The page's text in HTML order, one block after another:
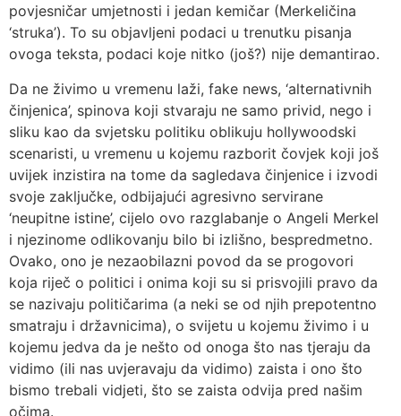
povjesničar umjetnosti i jedan kemičar (Merkeličina
‘struka’). To su objavljeni podaci u trenutku pisanja
ovoga teksta, podaci koje nitko (još?) nije demantirao.
Da ne živimo u vremenu laži, fake news, ‘alternativnih
činjenica’, spinova koji stvaraju ne samo privid, nego i
sliku kao da svjetsku politiku oblikuju hollywoodski
scenaristi, u vremenu u kojemu razborit čovjek koji još
uvijek inzistira na tome da sagledava činjenice i izvodi
svoje zaključke, odbijajući agresivno servirane
‘neupitne istine’, cijelo ovo razglabanje o Angeli Merkel
i njezinome odlikovanju bilo bi izlišno, bespredmetno.
Ovako, ono je nezaobilazni povod da se progovori
koja riječ o politici i onima koji su si prisvojili pravo da
se nazivaju političarima (a neki se od njih prepotentno
smatraju i državnicima), o svijetu u kojemu živimo i u
kojemu jedva da je nešto od onoga što nas tjeraju da
vidimo (ili nas uvjeravaju da vidimo) zaista i ono što
bismo trebali vidjeti, što se zaista odvija pred našim
očima.